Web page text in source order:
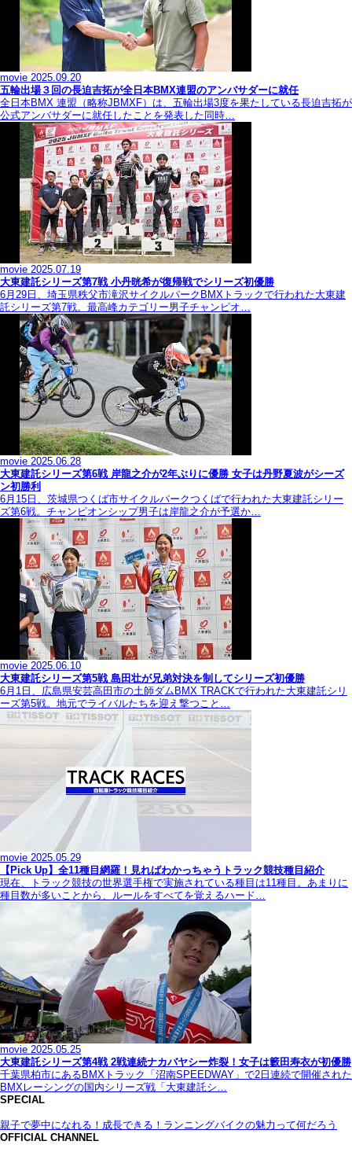
movie 2025.09.20
五輪出場３回の長迫吉拓が全日本BMX連盟のアンバサダーに就任
全日本BMX 連盟（略称JBMXF）は、五輪出場3度を果たしている長迫吉拓が
公式アンバサダーに就任したことを発表した同時…
movie 2025.07.19
大東建託シリーズ第7戦 ⼩丹晄希が復帰戦でシリーズ初優勝
6月29日、埼玉県秩父市滝沢サイクルパークBMXトラックで行われた大東建
託シリーズ第7戦。最高峰カテゴリー男子チャンピオ…
movie 2025.06.28
大東建託シリーズ第6戦 岸龍之介が2年ぶりに優勝 女子は丹野夏波がシーズ
ン初勝利
6月15日、茨城県つくば市サイクルパークつくばで行われた大東建託シリー
ズ第6戦。チャンピオンシップ男子は岸龍之介が予選か…
movie 2025.06.10
大東建託シリーズ第5戦 島田壮が兄弟対決を制してシリーズ初優勝
6月1日、広島県安芸高田市の土師ダムBMX TRACKで行われた大東建託シリ
ーズ第5戦。地元でライバルたちを迎え撃つこと…
movie 2025.05.29
【Pick Up】全11種目網羅！見ればわかっちゃうトラック競技種目紹介
現在、トラック競技の世界選手権で実施されている種目は11種目。あまりに
種目数が多いことから、ルールをすべてを覚えるハード…
movie 2025.05.25
大東建託シリーズ第4戦 2戦連続ナカバヤシー炸裂！女子は籔田寿衣が初優勝
千葉県柏市にあるBMXトラック「沼南SPEEDWAY」で2日連続で開催された
BMXレーシングの国内シリーズ戦「大東建託シ…
SPECIAL
親子で夢中になれる！成長できる！ランニングバイクの魅力って何だろう
OFFICIAL CHANNEL